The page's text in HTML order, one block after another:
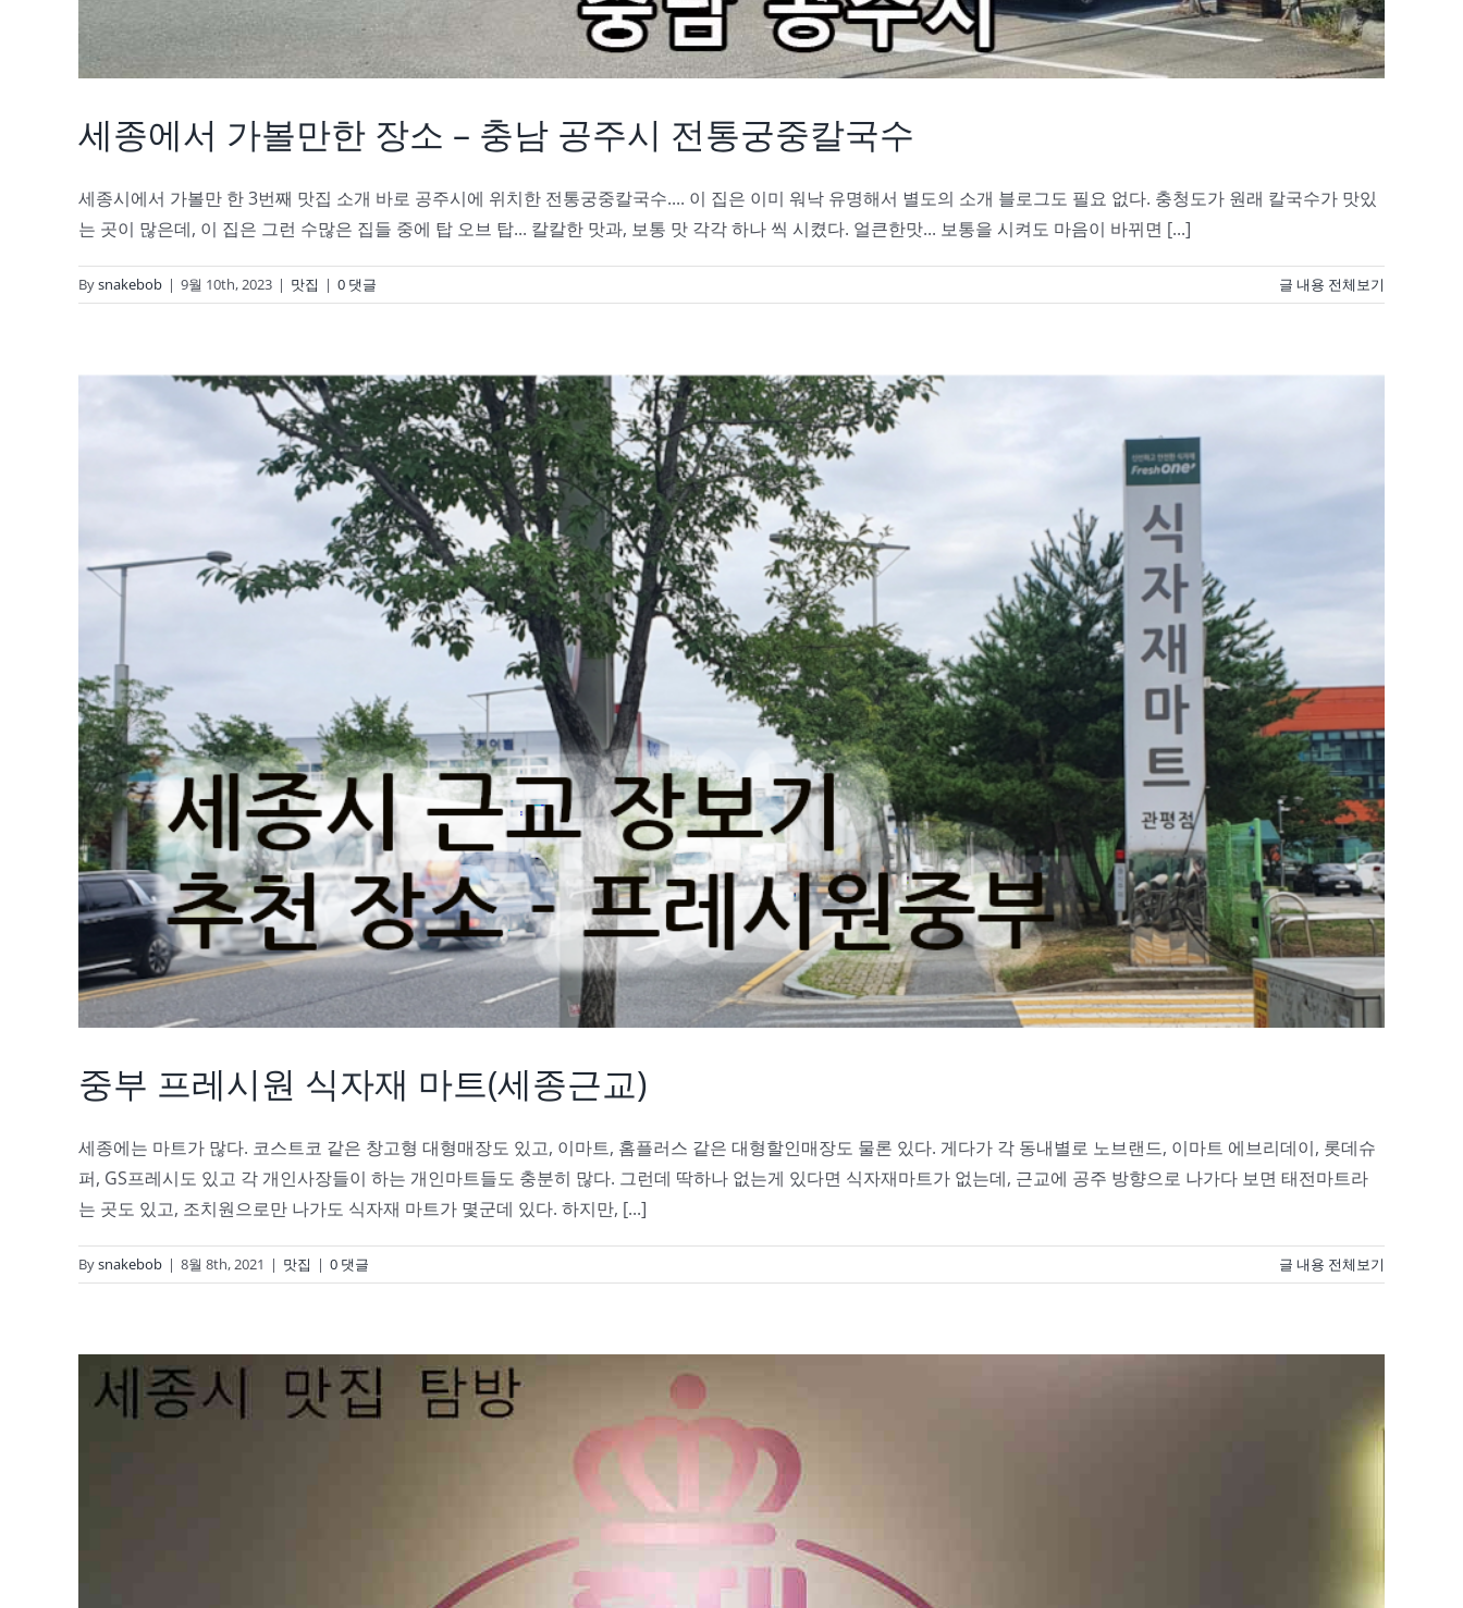
세종에서 가볼만한 장소 – 충남 공주시 전통궁중칼국수
세종시에서 가볼만 한 3번째 맛집 소개 바로 공주시에 위치한 전통궁중칼국수.... 이 집은 이미 워낙 유명해서 별도의 소개 블로그도 필요 없다. 충청도가 원래 칼국수가 맛있
는 곳이 많은데, 이 집은 그런 수많은 집들 중에 탑 오브 탑... 칼칼한 맛과, 보통 맛 각각 하나 씩 시켰다. 얼큰한맛... 보통을 시켜도 마음이 바뀌면 [...]
Bysnakebob | 9월 10th, 2023 | 맛집 | 0 댓글 글 내용 전체보기
중부 프레시원 식자재 마트(세종근교)
세종에는 마트가 많다. 코스트코 같은 창고형 대형매장도 있고, 이마트, 홈플러스 같은 대형할인매장도 물론 있다. 게다가 각 동내별로 노브랜드, 이마트 에브리데이, 롯데슈
퍼, GS프레시도 있고 각 개인사장들이 하는 개인마트들도 충분히 많다. 그런데 딱하나 없는게 있다면 식자재마트가 없는데, 근교에 공주 방향으로 나가다 보면 태전마트라
는 곳도 있고, 조치원으로만 나가도 식자재 마트가 몇군데 있다. 하지만, [...]
Bysnakebob | 8월 8th, 2021 | 맛집 | 0 댓글 글 내용 전체보기